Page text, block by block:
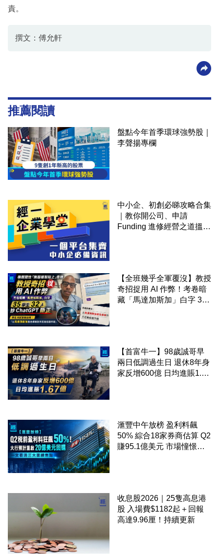
責。
撰文：傅允軒
推薦閱讀
盤點今年首季環球強勢股｜
李聲揚專欄
中小企、初創必睇攻略合集
｜教你開公司、申請
Funding 進修經營之道搵大
【全班幾乎全軍覆沒】教授
奇招捉用 AI 作弊！考卷暗
藏「馬達加斯加」白字 35
【首富牛一】98歲誠哥早
兩日低調過生日 退休8年身
家反增600億 日均進賬1.67
滙豐中午放榜 盈利料飆
50% 綜合18家券商估算 Q2
賺95.1億美元 市場憧憬重
收息股2026｜25隻高息港
股 入場費$1182起＋回報
高達9.96厘！持續更新